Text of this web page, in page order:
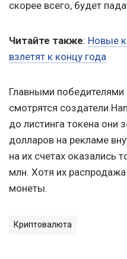
скорее всего, будет
Читайте также: Новые
взлетят к концу года
Главными победителями
смотрятся создатели
до листинга токена они
долларов на рекламе
на их счетах оказались
млн. Хотя их
монеты.
Криптовалюта